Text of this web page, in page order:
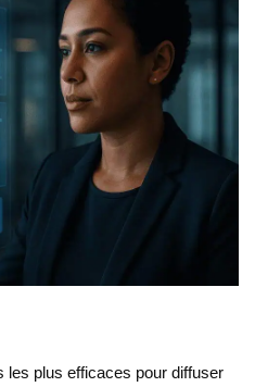
les plus efficaces pour diffuser